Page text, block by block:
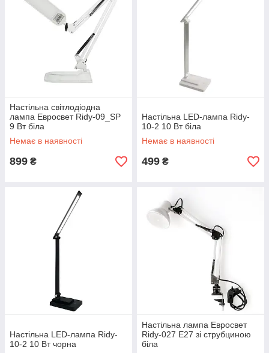
Настільна світлодіодна
лампа Евросвет Ridy-09_SP
9 Вт біла
Немає в наявності
899 ₴
Настільна LED-лампа Ridy-
10-2 10 Вт біла
Немає в наявності
499 ₴
Настільна LED-лампа Ridy-
10-2 10 Вт чорна
Настільна лампа Евросвет
Ridy-027 E27 зі струбциною
біла